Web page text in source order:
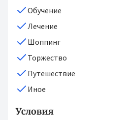
Обучение
Лечение
Шоппинг
Торжество
Путешествие
Иное
Условия